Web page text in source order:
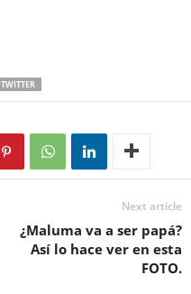
TWITTER
Next article
¿Maluma va a ser papá?
Así lo hace ver en esta
FOTO.